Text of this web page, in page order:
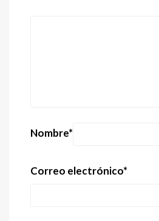
Nombre*
Correo electrónico*